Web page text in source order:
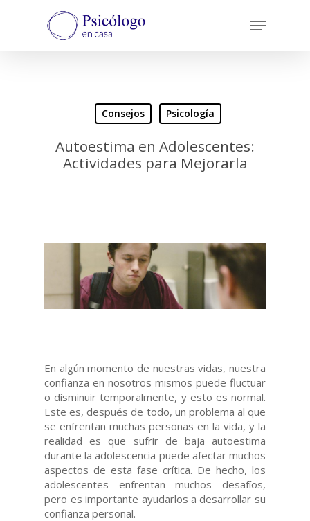
Menu
Consejos Psicología
Autoestima en Adolescentes:
Actividades para Mejorarla
En algún momento de nuestras vidas, nuestra
confianza en nosotros mismos puede fluctuar
o disminuir temporalmente, y esto es normal.
Este es, después de todo, un problema al que
se enfrentan muchas personas en la vida, y la
realidad es que sufrir de baja autoestima
durante la adolescencia puede afectar muchos
aspectos de esta fase crítica. De hecho, los
adolescentes enfrentan muchos desafíos,
pero es importante ayudarlos a desarrollar su
confianza personal.